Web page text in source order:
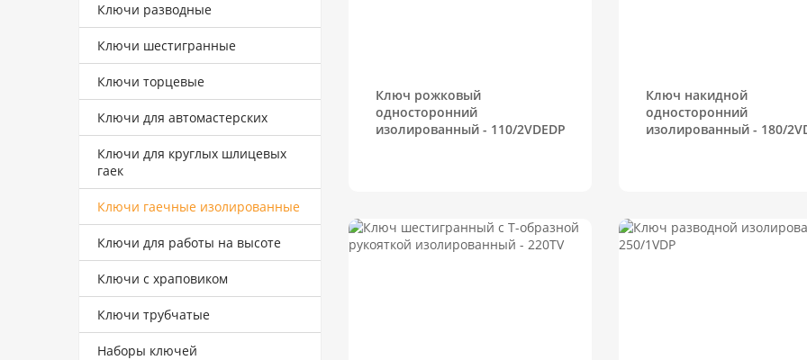
Ключи разводные
Ключи шестигранные
Ключи торцевые
Ключи для автомастерских
Ключи для круглых шлицевых
гаек
Ключи гаечные изолированные
Ключи для работы на высоте
Ключи с храповиком
Ключи трубчатые
Наборы ключей
Ключ рожковый
односторонний
изолированный - 110/2VDEDP
Ключ накидной
односторонний
изолированный - 180/